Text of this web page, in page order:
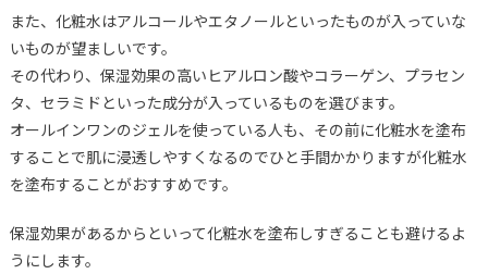
また、化粧水はアルコールやエタノールといったものが入っていな
いものが望ましいです。
その代わり、保湿効果の高いヒアルロン酸やコラーゲン、プラセン
タ、セラミドといった成分が入っているものを選びます。
オールインワンのジェルを使っている人も、その前に化粧水を塗布
することで肌に浸透しやすくなるのでひと手間かかりますが化粧水
を塗布することがおすすめです。
保湿効果があるからといって化粧水を塗布しすぎることも避けるよ
うにします。